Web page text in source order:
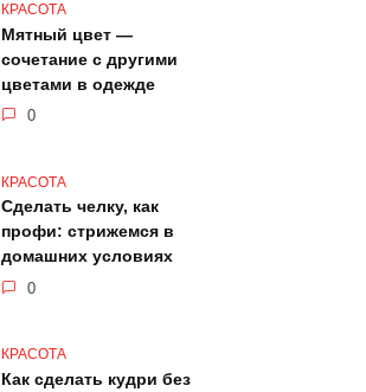
КРАСОТА
Мятный цвет —
сочетание с другими
цветами в одежде
0
КРАСОТА
Сделать челку, как
профи: стрижемся в
домашних условиях
0
КРАСОТА
Как сделать кудри без